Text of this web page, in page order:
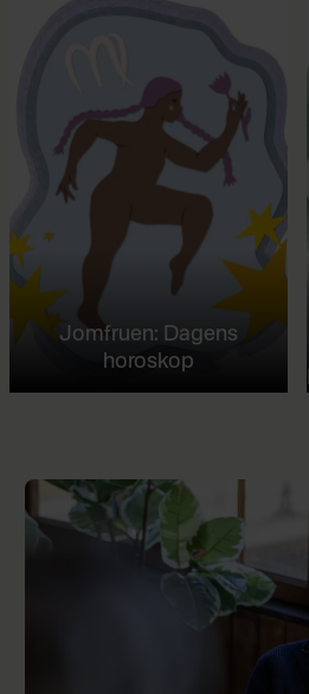
Jomfruen: Dagens
horoskop